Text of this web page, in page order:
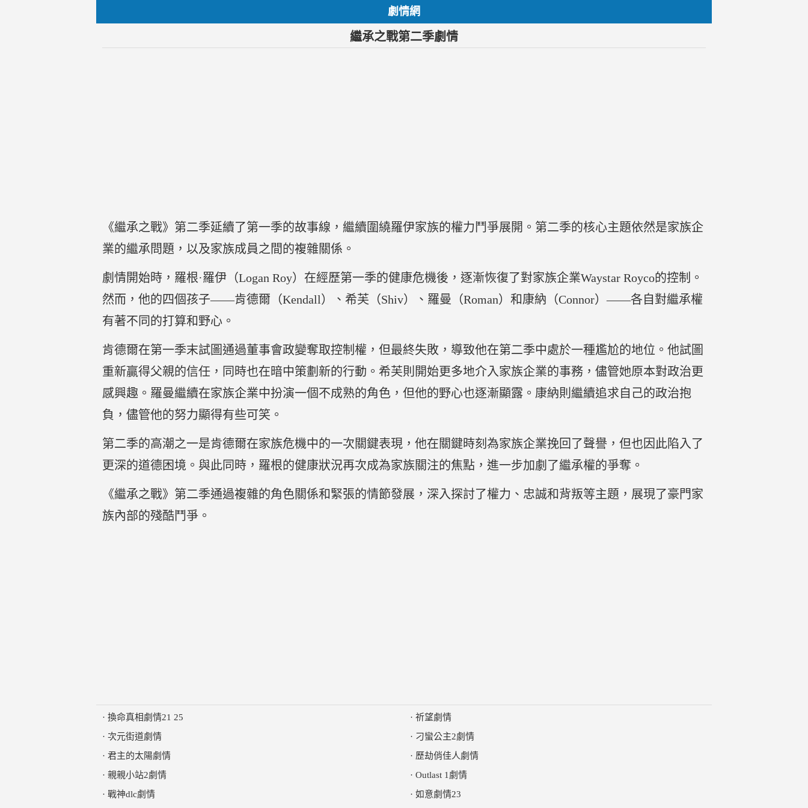
劇情網
繼承之戰第二季劇情
《繼承之戰》第二季延續了第一季的故事線，繼續圍繞羅伊家族的權力鬥爭展開。第二季的核心主題依然是家族企
業的繼承問題，以及家族成員之間的複雜關係。
劇情開始時，羅根·羅伊（Logan Roy）在經歷第一季的健康危機後，逐漸恢復了對家族企業Waystar Royco的控制。
然而，他的四個孩子——肯德爾（Kendall）、希芙（Shiv）、羅曼（Roman）和康納（Connor）——各自對繼承權
有著不同的打算和野心。
肯德爾在第一季末試圖通過董事會政變奪取控制權，但最終失敗，導致他在第二季中處於一種尷尬的地位。他試圖
重新贏得父親的信任，同時也在暗中策劃新的行動。希芙則開始更多地介入家族企業的事務，儘管她原本對政治更
感興趣。羅曼繼續在家族企業中扮演一個不成熟的角色，但他的野心也逐漸顯露。康納則繼續追求自己的政治抱
負，儘管他的努力顯得有些可笑。
第二季的高潮之一是肯德爾在家族危機中的一次關鍵表現，他在關鍵時刻為家族企業挽回了聲譽，但也因此陷入了
更深的道德困境。與此同時，羅根的健康狀況再次成為家族關注的焦點，進一步加劇了繼承權的爭奪。
《繼承之戰》第二季通過複雜的角色關係和緊張的情節發展，深入探討了權力、忠誠和背叛等主題，展現了豪門家
族內部的殘酷鬥爭。
· 換命真相劇情21 25
· 次元街道劇情
· 君主的太陽劇情
· 親親小站2劇情
· 戰神dlc劇情
· 祈望劇情
· 刁蠻公主2劇情
· 歷劫俏佳人劇情
· Outlast 1劇情
· 如意劇情23